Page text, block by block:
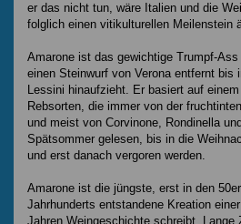
er das nicht tun, wäre Italien und die
folglich einen vitikulturellen Meilenstein
Amarone ist das gewichtige Trumpf-
einen Steinwurf von Verona entfernt bis
Lessini hinaufzieht. Er basiert auf
Rebsorten, die immer von der
und meist von Corvinone, Rondinella
Spätsommer gelesen, bis in die
und erst danach vergoren werden.
Amarone ist die jüngste, erst in den
Jahrhunderts entstandene Kreation
Jahren Weingeschichte schreibt. Lange